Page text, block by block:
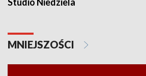
MNIEJSZOŚCI